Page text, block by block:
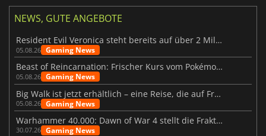
NEWS, GUTE ANGEBOTE
Resident Evil Veronica steht bereits auf über 2 Millionen Wunschlisten
05.08.26 Gaming News
Beast of Reincarnation: Frischer Kurs vom Pokémon-Studio
05.08.26 Gaming News
Big Walk ist jetzt erhältlich – eine Reise, die auf Freundschaft basiert
05.08.26 Gaming News
Warhammer 40.000: Dawn of War 4 stellt die Fraktion der Necrons vor
30.07.26 Gaming News